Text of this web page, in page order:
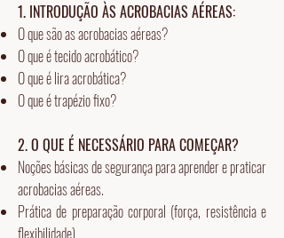
1. INTRODUÇÃO ÀS ACROBACIAS AÉREAS:
O que são as acrobacias aéreas?
O que é tecido acrobático?
O que é lira acrobática?
O que é trapézio fixo?
2. O QUE É NECESSÁRIO PARA COMEÇAR?
Noções básicas de segurança para aprender e praticar
acrobacias aéreas.
Prática de preparação corporal (força, resistência e
flexibilidade).